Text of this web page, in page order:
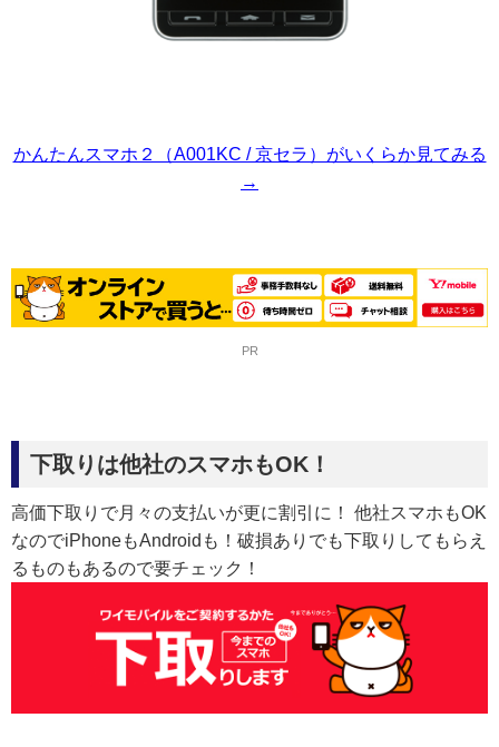
かんたんスマホ２（A001KC / 京セラ）がいくらか見てみる
→
PR
下取りは他社のスマホもOK！
高価下取りで月々の支払いが更に割引に！ 他社スマホもOK
なのでiPhoneもAndroidも！破損ありでも下取りしてもらえ
るものもあるので要チェック！